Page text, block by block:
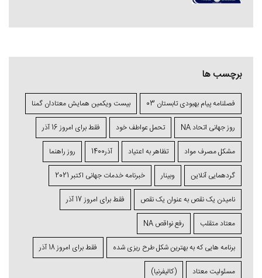
برچسب ها
فصلنامه پیام بهبودی تابستان 03 بیست ویکمین همایش معتادان گمنا
روز جهانی اتحاد NA تحمل عواطف خود فقط برای امروز 16 آذر
مشکل مصرف مواد تظاهر به اعتیاد آذر1400 روز راهنما
گردهمایی آنلاین وبینار خبرنامه خدمات جهانی اکتبر 2021
نامیدن یک نقص به عنوان یک نقص فقط برای امروز 17 آذر
معتاد متقلب رفع نواقص NA
برنامه ⁯هایی که به بهترین شکل طرح ⁯ریزی ⁯شده فقط برای امروز 18 آذر
مسئولیت معتاد (کالیفرنیا)